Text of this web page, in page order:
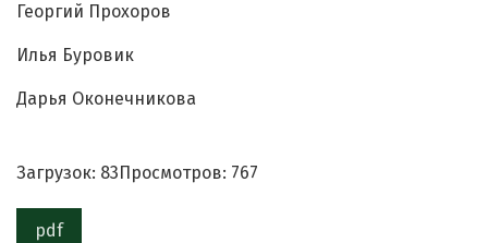
Георгий Прохоров
Илья Буровик
Дарья Оконечникова
Загрузок: 83 Просмотров: 767
pdf